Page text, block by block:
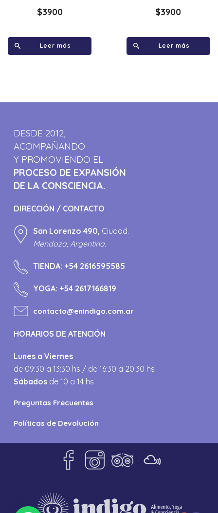
$3900
Leer más
$3900
Leer más
DESDE 2012,
ACOMPAÑANDO
Y PROMOVIENDO EL
PROCESO DE EXPANSIÓN
DE LA CONSCIENCIA.
DIRECCIÓN / CONTACTO
San Lorenzo 490, Ciudad.
Mendoza, Argentina.
TIENDA:+54 2616595585
YOGA:+54 2617166819
contacto@enindigo.com.ar
HORARIOS DE ATENCIÓN
Lunes a Viernes
de 09:30 a 13:30 hs / de 16:30 a 20:30 hs
Sábados de 10 a 14 hs
Preguntas Frecuentes
Políticas de Devolución